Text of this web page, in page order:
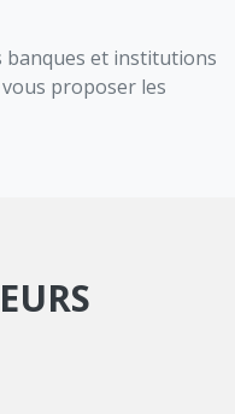
banques et institutions
proposer les